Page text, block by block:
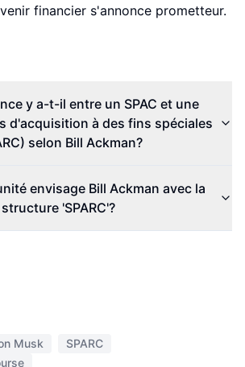
financier s'annonce prometteur.
y a-t-il entre un SPAC et une
d'acquisition à des fins spéciales
selon Bill Ackman?
envisage Bill Ackman avec la
structure 'SPARC'?
Musk
SPARC